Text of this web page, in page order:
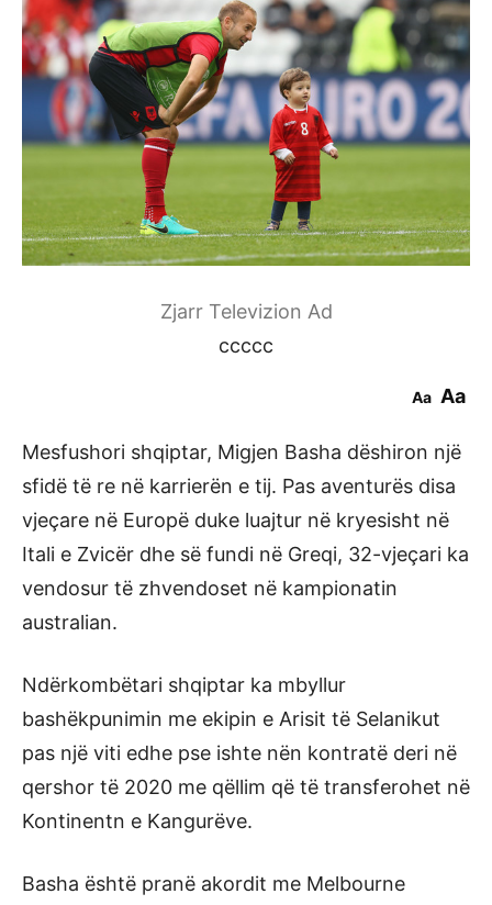
Zjarr Televizion Ad
ccccc
Aa Aa
Mesfushori shqiptar, Migjen Basha dëshiron një
sfidë të re në karrierën e tij. Pas aventurës disa
vjeçare në Europë duke luajtur në kryesisht në
Itali e Zvicër dhe së fundi në Greqi, 32-vjeçari ka
vendosur të zhvendoset në kampionatin
australian.
Ndërkombëtari shqiptar ka mbyllur
bashëkpunimin me ekipin e Arisit të Selanikut
pas një viti edhe pse ishte nën kontratë deri në
qershor të 2020 me qëllim që të transferohet në
Kontinentn e Kangurëve.
Basha është pranë akordit me Melbourne